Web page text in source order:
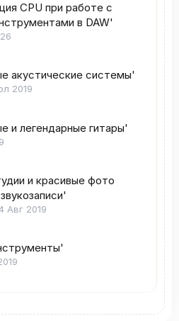
CPU при работе с
в DAW'
акустические системы'
2019
и легендарные гитары'
и красивые фото
Авг 2019